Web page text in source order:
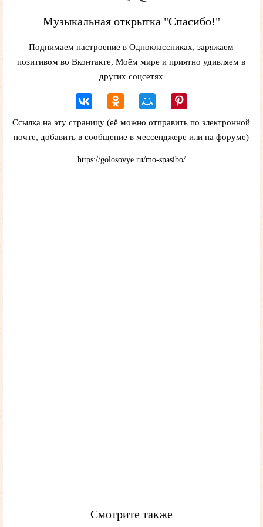
Музыкальная открытка "Спасибо!"
Поднимаем настроение в Одноклассниках, заряжаем
позитивом во Вконтакте, Моём мире и приятно удивляем в
других соцсетях
Ссылка на эту страницу (её можно отправить по электронной
почте, добавить в сообщение в мессенджере или на форуме)
Смотрите также